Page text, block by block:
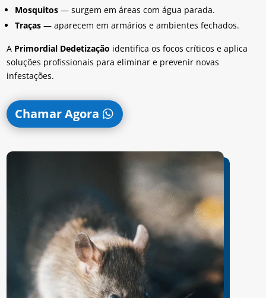
Mosquitos — surgem em áreas com água parada.
Traças — aparecem em armários e ambientes fechados.
A Primordial Dedetização identifica os focos críticos e aplica
soluções profissionais para eliminar e prevenir novas
infestações.
Chamar Agora